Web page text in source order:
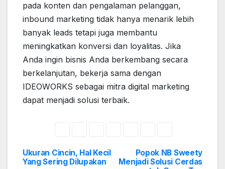
pada konten dan pengalaman pelanggan,
inbound marketing tidak hanya menarik lebih
banyak leads tetapi juga membantu
meningkatkan konversi dan loyalitas. Jika
Anda ingin bisnis Anda berkembang secara
berkelanjutan, bekerja sama dengan
IDEOWORKS sebagai mitra digital marketing
dapat menjadi solusi terbaik.
Post
Popok NB Sweety
Menjadi Solusi Cerdas
Ukuran Cincin, Hal Kecil
Yang Sering Dilupakan